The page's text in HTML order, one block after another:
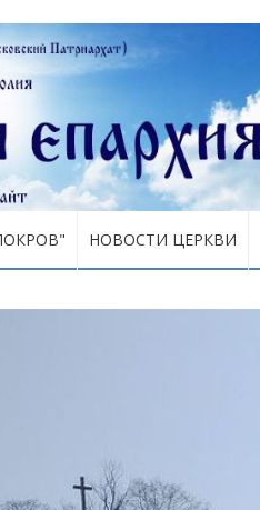
НОВОСТИ ЦЕРКВИ